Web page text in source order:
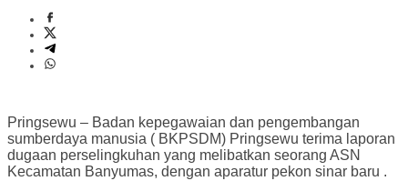
Pringsewu – Badan kepegawaian dan pengembangan
sumberdaya manusia ( BKPSDM) Pringsewu terima laporan
dugaan perselingkuhan yang melibatkan seorang ASN
Kecamatan Banyumas, dengan aparatur pekon sinar baru .